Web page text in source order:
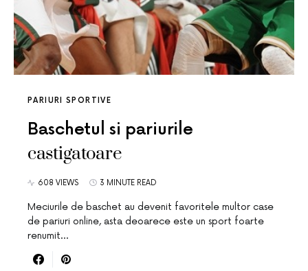
PARIURI SPORTIVE
Baschetul si pariurile
castigatoare
608 VIEWS 3 MINUTE READ
Meciurile de baschet au devenit favoritele multor case
de pariuri online, asta deoarece este un sport foarte
renumit…